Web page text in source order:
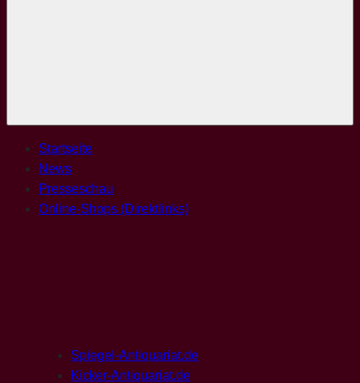
Startseite
News
Presseschau
Online-Shops (Direktlinks)
Spiegel-Antiquariat.de
Kicker-Antiquariat.de